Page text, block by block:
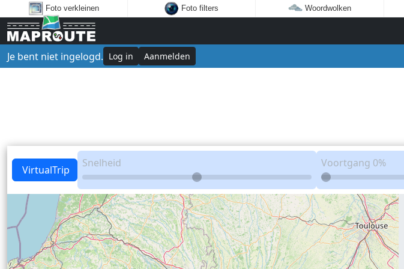
Foto verkleinen Foto filters Woordwolken
Je bent niet ingelogd. Log in Aanmelden
VirtualTrip
Snelheid Voortgang 0%